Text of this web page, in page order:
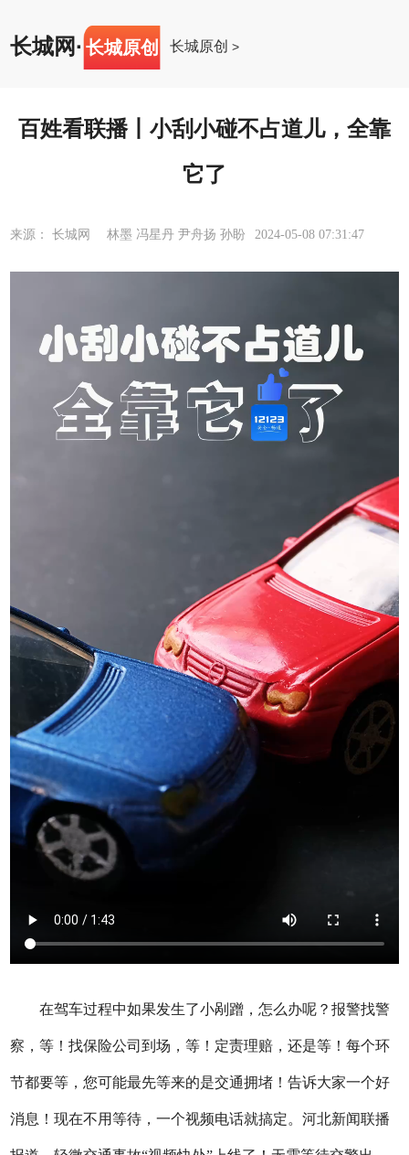
长城网· 长城原创 长城原创 >
百姓看联播丨小刮小碰不占道儿，全靠
它了
来源： 长城网 林墨 冯星丹 尹舟扬 孙盼 2024-05-08 07:31:47
在驾车过程中如果发生了小剐蹭，怎么办呢？报警找警
察，等！找保险公司到场，等！定责理赔，还是等！每个环
节都要等，您可能最先等来的是交通拥堵！告诉大家一个好
消息！现在不用等待，一个视频电话就搞定。河北新闻联播